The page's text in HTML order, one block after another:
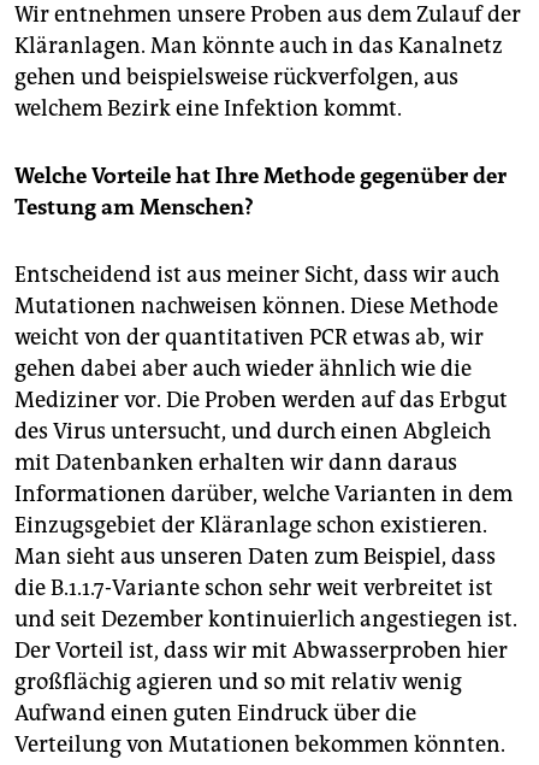
Wir entnehmen unsere Proben aus dem Zulauf der
Kläranlagen. Man könnte auch in das Kanalnetz
gehen und beispielsweise rückverfolgen, aus
welchem Bezirk eine Infektion kommt.
Welche Vorteile hat Ihre Methode gegenüber der
Testung am Menschen?
Entscheidend ist aus meiner Sicht, dass wir auch
Mutationen nachweisen können. Diese Methode
weicht von der quantitativen PCR etwas ab, wir
gehen dabei aber auch wieder ähnlich wie die
Mediziner vor. Die Proben werden auf das Erbgut
des Virus untersucht, und durch einen Abgleich
mit Datenbanken erhalten wir dann daraus
Informationen darüber, welche Varianten in dem
Einzugsgebiet der Kläranlage schon existieren.
Man sieht aus unseren Daten zum Beispiel, dass
die B.1.1.7-Variante schon sehr weit verbreitet ist
und seit Dezember kontinuierlich angestiegen ist.
Der Vorteil ist, dass wir mit Abwasserproben hier
großflächig agieren und so mit relativ wenig
Aufwand einen guten Eindruck über die
Verteilung von Muta­tionen bekommen könnten.